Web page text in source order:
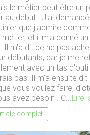
le métier peut être un
au début. J'ai demandé
que j'admire
métier, et il m'a donné
Il m'a dit de ne pas
débutants, car je me
avec un tas
pas. Il m'a ensuite dit
vous voulez faire,
avez besoin". C...Lire
complet